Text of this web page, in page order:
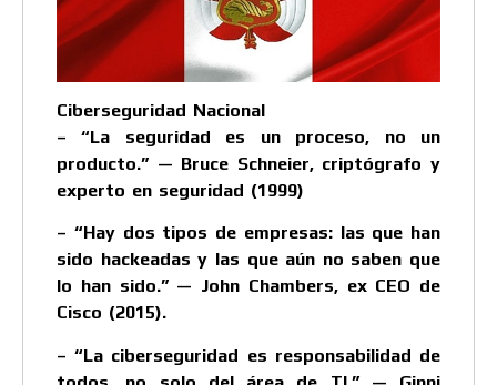
Ciberseguridad Nacional
– “La seguridad es un proceso, no un
producto.” — Bruce Schneier, criptógrafo y
experto en seguridad (1999)
– “Hay dos tipos de empresas: las que han
sido hackeadas y las que aún no saben que
lo han sido.” — John Chambers, ex CEO de
Cisco (2015).
– “La ciberseguridad es responsabilidad de